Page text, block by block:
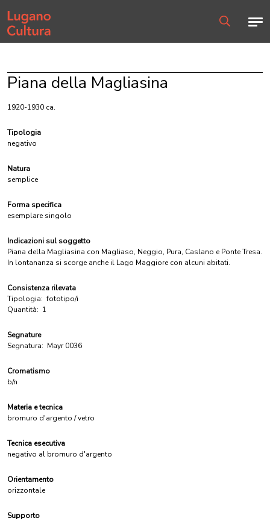
Home page
Piana della Magliasina
1920-1930 ca.
Tipologia
negativo
Natura
semplice
Forma specifica
esemplare singolo
Indicazioni sul soggetto
Piana della Magliasina con Magliaso, Neggio, Pura, Caslano e Ponte Tresa.
In lontananza si scorge anche il Lago Maggiore con alcuni abitati.
Consistenza rilevata
Tipologia: fototipo/i
Quantità: 1
Segnature
Segnatura: Mayr 0036
Cromatismo
b/n
Materia e tecnica
bromuro d'argento / vetro
Tecnica esecutiva
negativo al bromuro d'argento
Orientamento
orizzontale
Supporto